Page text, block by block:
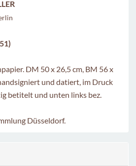
DM 50 x 26,5 cm, BM 56 x
und datiert, im Druck
betitelt und unten links bez.
Düsseldorf.